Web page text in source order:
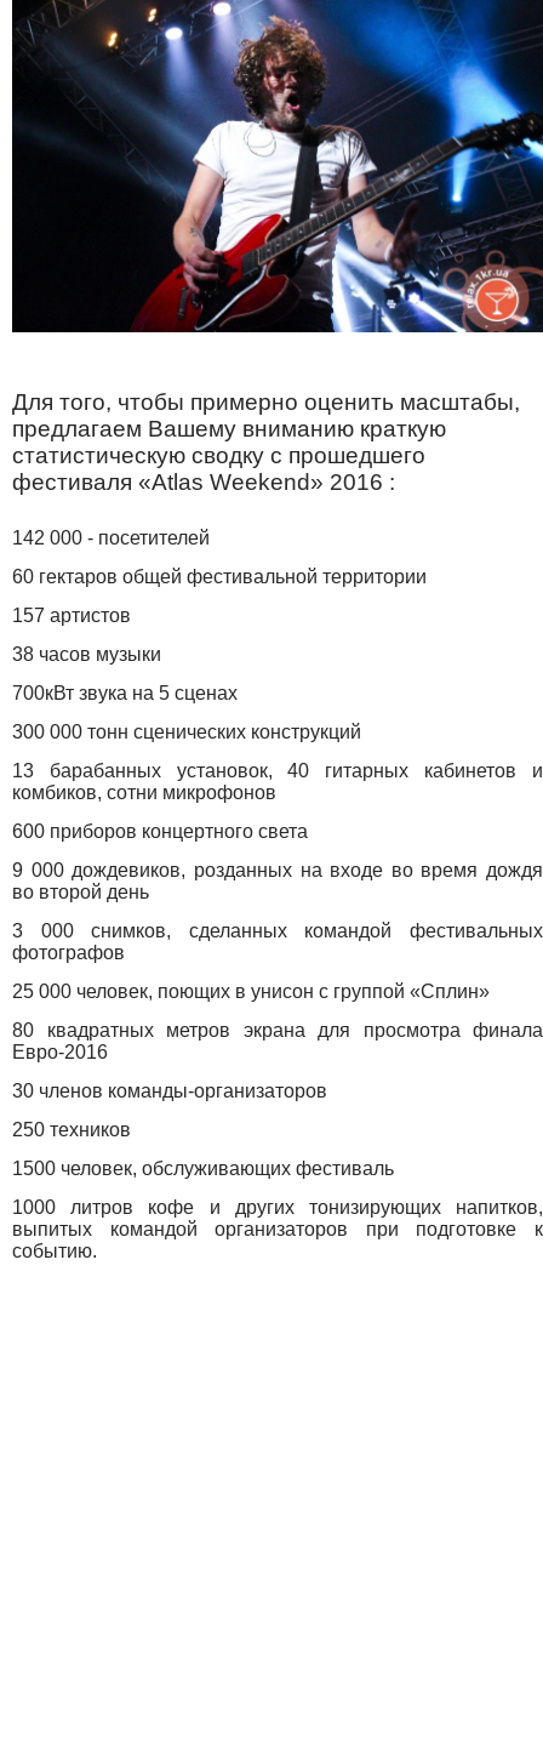
Для того, чтобы примерно оценить масштабы,
предлагаем Вашему вниманию краткую
статистическую сводку с прошедшего
фестиваля «Atlas Weekend» 2016 :
142 000 - посетителей
60 гектаров общей фестивальной территории
157 артистов
38 часов музыки
700кВт звука на 5 сценах
300 000 тонн сценических конструкций
13 барабанных установок, 40 гитарных кабинетов и
комбиков, сотни микрофонов
600 приборов концертного света
9 000 дождевиков, розданных на входе во время дождя
во второй день
3 000 снимков, сделанных командой фестивальных
фотографов
25 000 человек, поющих в унисон с группой «Сплин»
80 квадратных метров экрана для просмотра финала
Евро-2016
30 членов команды-организаторов
250 техников
1500 человек, обслуживающих фестиваль
1000 литров кофе и других тонизирующих напитков,
выпитых командой организаторов при подготовке к
событию.